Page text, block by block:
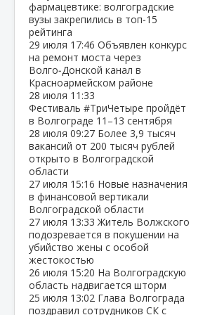
фармацевтике: волгоградские
вузы закрепились в топ‑15
рейтинга
29 июля 17:46 Объявлен конкурс
на ремонт моста через
Волго‑Донской канал в
Красноармейском районе
28 июля 11:33
Фестиваль #ТриЧетыре пройдёт
в Волгограде 11–13 сентября
28 июля 09:27 Более 3,9 тысяч
вакансий от 200 тысяч рублей
открыто в Волгоградской
области
27 июля 15:16 Новые назначения
в финансовой вертикали
Волгоградской области
27 июля 13:33Житель Волжского
подозревается в покушении на
убийство жены с особой
жестокостью
26 июля 15:20 На Волгоградскую
область надвигается шторм
25 июля 13:02 Глава Волгограда
поздравил сотрудников СК с